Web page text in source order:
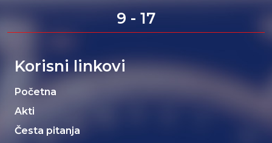
9 - 17
Korisni linkovi
Početna
Akti
Česta pitanja